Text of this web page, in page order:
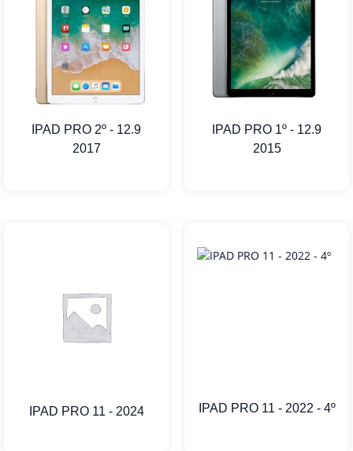
IPAD PRO 2º - 12.9
2017
IPAD PRO 1º - 12.9
2015
IPAD PRO 11 - 2024 IPAD PRO 11 - 2022 - 4º